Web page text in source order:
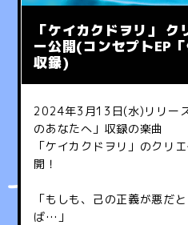
「ケイカクドヲリ」
ー公開(コンセプトEP「
収録)
2024年3月13日(水)リリー
のあなたへ」収録の楽曲
「ケイカクドヲリ」のクリ
開！
「もしも、己の正義が悪だ
ば…」